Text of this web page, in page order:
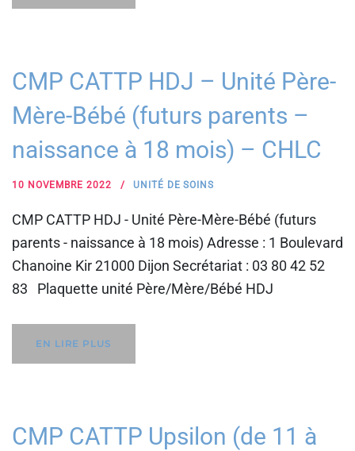
CMP CATTP HDJ – Unité Père-
Mère-Bébé (futurs parents –
naissance à 18 mois) – CHLC
10 NOVEMBRE 2022 UNITÉ DE SOINS
CMP CATTP HDJ - Unité Père-Mère-Bébé (futurs
parents - naissance à 18 mois) Adresse : 1 Boulevard
Chanoine Kir 21000 Dijon Secrétariat : 03 80 42 52
83 Plaquette unité Père/Mère/Bébé HDJ
EN LIRE PLUS
CMP CATTP Upsilon (de 11 à